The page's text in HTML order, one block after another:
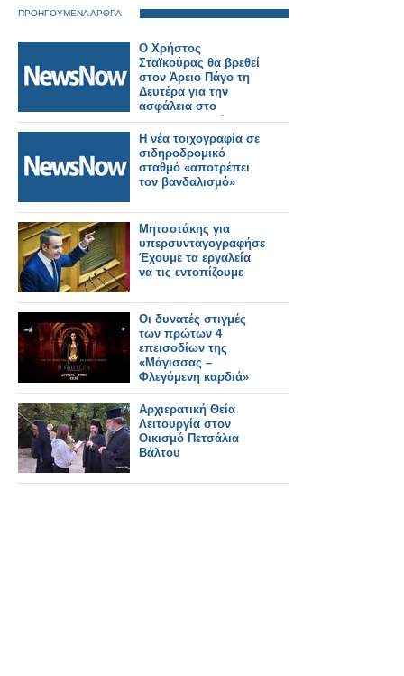
ΠΡΟΗΓΟΥΜΕΝΑ ΑΡΘΡΑ
Ο Χρήστος
Σταϊκούρας θα βρεθεί
στον Άρειο Πάγο τη
Δευτέρα για την
ασφάλεια στο
σιδηροδρομικό
δίκτυο
Η νέα τοιχογραφία σε
σιδηροδρομικό
σταθμό «αποτρέπει
τον βανδαλισμό»
Μητσοτάκης για
υπερσυνταγογραφήσεις:
Έχουμε τα εργαλεία
να τις εντοπίζουμε
Οι δυνατές στιγμές
των πρώτων 4
επεισοδίων της
«Μάγισσας –
Φλεγόμενη καρδιά»
(Video)
Αρχιερατική Θεία
Λειτουργία στον
Οικισμό Πετσάλια
Βάλτου